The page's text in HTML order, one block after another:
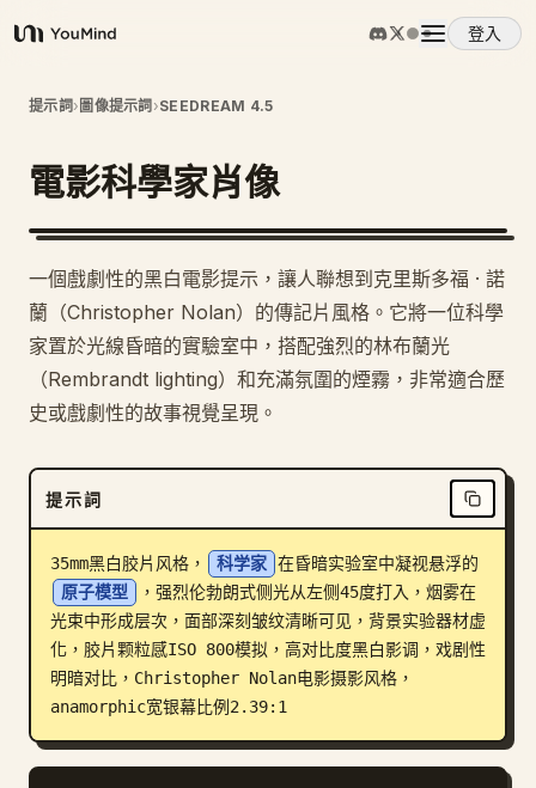
YouMind
登入
概覽
使用案例
提示詞
定價
下載
部落格
更新
提示詞› 圖像提示詞 ›SEEDREAM 4.5
電影科學家肖像
一個戲劇性的黑白電影提示，讓人聯想到克里斯多福 · 諾
蘭（Christopher Nolan）的傳記片風格。它將一位科學
家置於光線昏暗的實驗室中，搭配強烈的林布蘭光
（Rembrandt lighting）和充滿氛圍的煙霧，非常適合歷
史或戲劇性的故事視覺呈現。
提示詞
35mm黑白胶片风格， 科学家 在昏暗实验室中凝视悬浮的
原子模型
，强烈伦勃朗式侧光从左侧45度打入，烟雾在
光束中形成层次，面部深刻皱纹清晰可见，背景实验器材虚
化，胶片颗粒感ISO 800模拟，高对比度黑白影调，戏剧性
明暗对比，Christopher Nolan电影摄影风格，
anamorphic宽银幕比例2.39:1